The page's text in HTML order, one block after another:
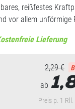
reißfestes
vor allem unförmige
Lieferung
2,29 €
ab
Preis p. 1